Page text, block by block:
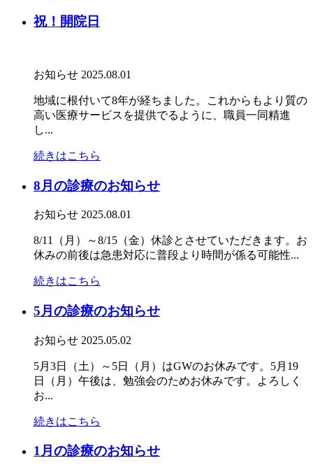
祝！開院日
お知らせ 2025.08.01
地域に根付いて8年が経ちました。これからもより質の
高い医療サービスを提供でるように、職員一同精進
し...
続きはこちら
8月の診療のお知らせ
お知らせ 2025.08.01
8/11（月）～8/15（金）休診とさせていただきます。お
休みの前後は急患対応に普段より時間が係る可能性...
続きはこちら
5月の診療のお知らせ
お知らせ 2025.05.02
5月3日（土）～5日（月）はGWのお休みです。5月19
日（月）午後は、勉強会のためお休みです。よろしく
お...
続きはこちら
1月の診療のお知らせ